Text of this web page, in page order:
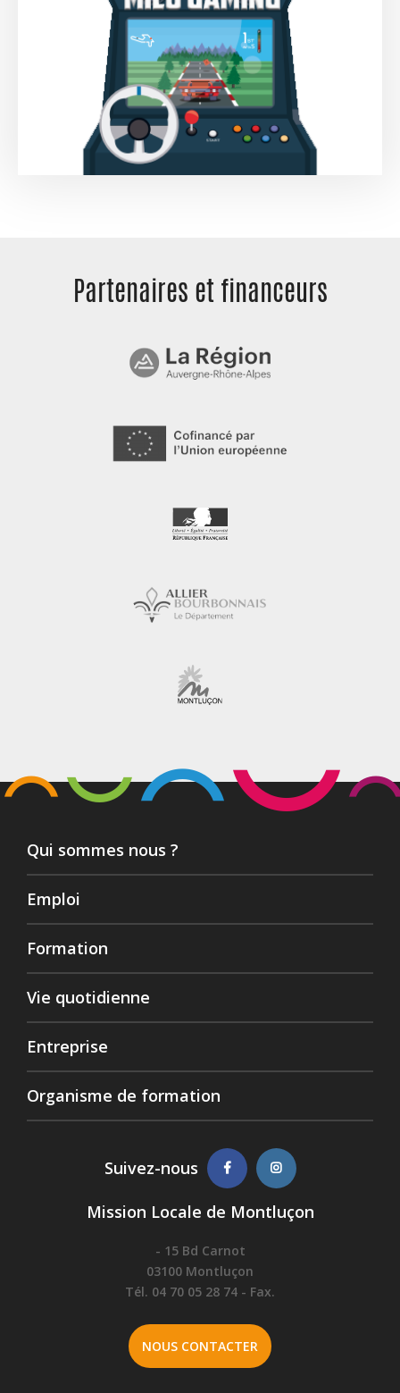
Partenaires et financeurs
Qui sommes nous ?
Emploi
Formation
Vie quotidienne
Entreprise
Organisme de formation
Suivez-nous
Mission Locale de Montluçon
- 15 Bd Carnot
03100 Montluçon
Tél. 04 70 05 28 74 - Fax.
NOUS CONTACTER